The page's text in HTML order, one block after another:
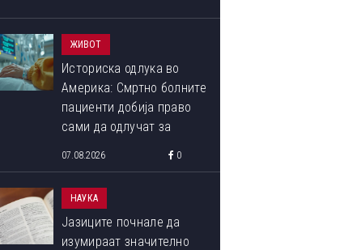
ЖИВОТ
Историска одлука во
Америка: Смртно болните
пациенти добија право
сами да одлучат за
07.08.2026 0
НАУКА
Јазиците почнале да
изумираат значително